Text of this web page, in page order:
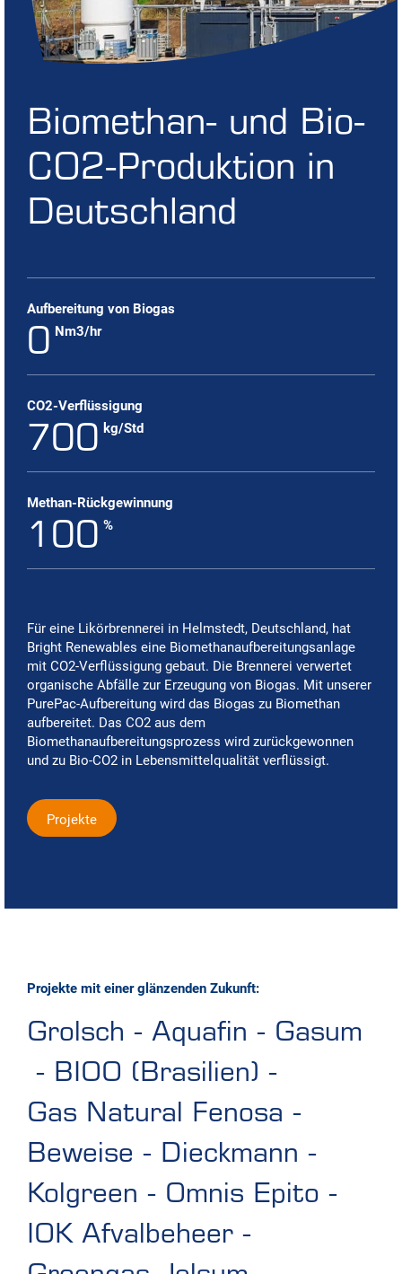
Biomethan- und Bio-
CO2-Produktion in
Deutschland
Aufbereitung von Biogas
0 Nm3/hr
CO2-Verflüssigung
700 kg/Std
Methan-Rückgewinnung
100 %
Für eine Likörbrennerei in Helmstedt, Deutschland, hat
Bright Renewables eine Biomethanaufbereitungsanlage
mit CO2-Verflüssigung gebaut. Die Brennerei verwertet
organische Abfälle zur Erzeugung von Biogas. Mit unserer
PurePac-Aufbereitung wird das Biogas zu Biomethan
aufbereitet. Das CO2 aus dem
Biomethanaufbereitungsprozess wird zurückgewonnen
und zu Bio-CO2 in Lebensmittelqualität verflüssigt.
Projekte
Projekte mit einer glänzenden Zukunft:
Grolsch - Aquafin - Gasum
- BIOO (Brasilien) -
Gas Natural Fenosa -
Beweise - Dieckmann -
Kolgreen - Omnis Epito -
IOK Afvalbeheer -